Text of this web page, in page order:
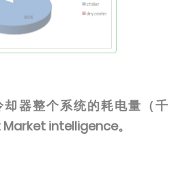
器整个系统的耗电量（千
intelligence。